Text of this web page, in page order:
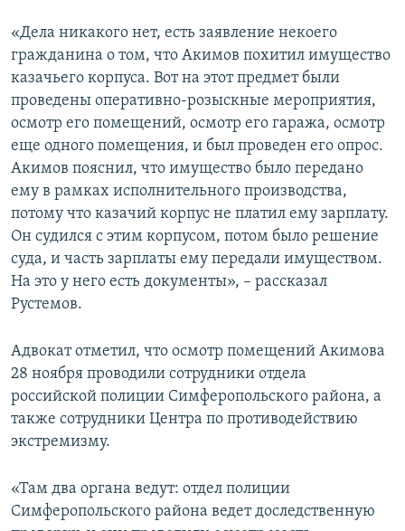
«Дела никакого нет, есть заявление некоего
гражданина о том, что Акимов похитил имущество
казачьего корпуса. Вот на этот предмет были
проведены оперативно-розыскные мероприятия,
осмотр его помещений, осмотр его гаража, осмотр
еще одного помещения, и был проведен его опрос.
Акимов пояснил, что имущество было передано
ему в рамках исполнительного производства,
потому что казачий корпус не платил ему зарплату.
Он судился с этим корпусом, потом было решение
суда, и часть зарплаты ему передали имуществом.
На это у него есть документы», – рассказал
Рустемов.
Адвокат отметил, что осмотр помещений Акимова
28 ноября проводили сотрудники отдела
российской полиции Симферопольского района, а
также сотрудники Центра по противодействию
экстремизму.
«Там два органа ведут: отдел полиции
Симферопольского района ведет доследственную